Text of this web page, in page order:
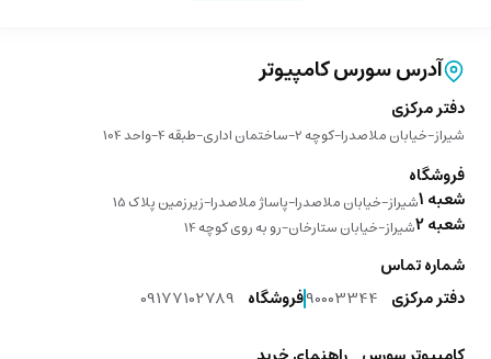
آدرس سورس کامپیوتر
دفتر مرکزی
شیراز-خیابان ملاصدرا-کوچه 2-ساختمان اداری-طبقه 4-واحد 104
فروشگاه
شعبه 1 شیراز-خیابان ملاصدرا-پاساژ ملاصدرا-زیرزمین پلاک 15
شعبه 2 شیراز-خیابان ستارخان-رو به روی کوچه 14
شماره تماس
دفتر مرکزی 90003344فروشگاه 09177102789